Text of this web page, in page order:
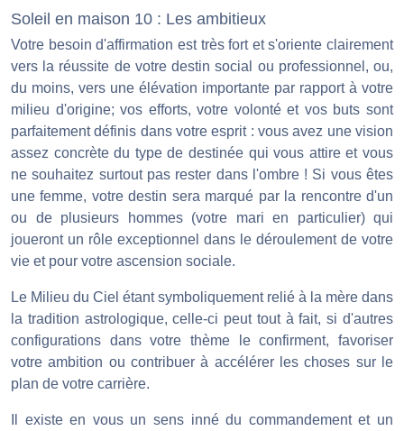
Soleil en maison 10 : Les ambitieux
Votre besoin d'affirmation est très fort et s'oriente clairement
vers la réussite de votre destin social ou professionnel, ou,
du moins, vers une élévation importante par rapport à votre
milieu d'origine; vos efforts, votre volonté et vos buts sont
parfaitement définis dans votre esprit : vous avez une vision
assez concrète du type de destinée qui vous attire et vous
ne souhaitez surtout pas rester dans l'ombre ! Si vous êtes
une femme, votre destin sera marqué par la rencontre d'un
ou de plusieurs hommes (votre mari en particulier) qui
joueront un rôle exceptionnel dans le déroulement de votre
vie et pour votre ascension sociale.
Le Milieu du Ciel étant symboliquement relié à la mère dans
la tradition astrologique, celle-ci peut tout à fait, si d'autres
configurations dans votre thème le confirment, favoriser
votre ambition ou contribuer à accélérer les choses sur le
plan de votre carrière.
Il existe en vous un sens inné du commandement et un